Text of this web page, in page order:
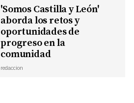
'Somos Castilla y León'
aborda los retos y
oportunidades de
progreso en la
comunidad
redaccion